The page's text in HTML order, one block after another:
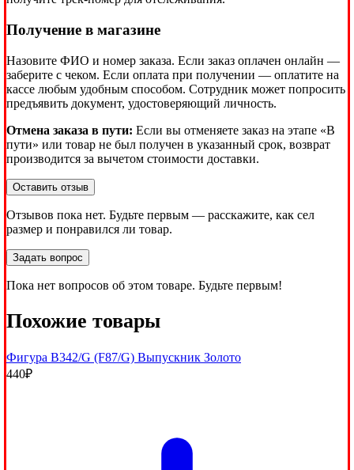
Получение в магазине
Назовите ФИО и номер заказа. Если заказ оплачен онлайн —
заберите с чеком. Если оплата при получении — оплатите на
кассе любым удобным способом. Сотрудник может попросить
предъявить документ, удостоверяющий личность.
Отмена заказа в пути: Если вы отменяете заказ на этапе «В
пути» или товар не был получен в указанный срок, возврат
производится за вычетом стоимости доставки.
Оставить отзыв
Отзывов пока нет. Будьте первым — расскажите, как сел
размер и понравился ли товар.
Задать вопрос
Пока нет вопросов об этом товаре. Будьте первым!
Похожие товары
Фигура B342/G (F87/G) Выпускник Золото
440₽